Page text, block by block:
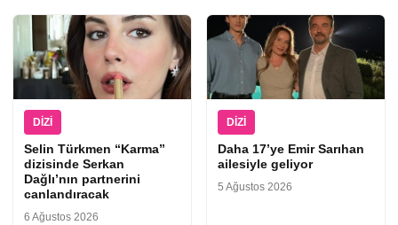
DIZI
Selin Türkmen “Karma”
dizisinde Serkan
Dağlı’nın partnerini
canlandıracak
6 Ağustos 2026
DIZI
Daha 17’ye Emir Sarıhan
ailesiyle geliyor
5 Ağustos 2026